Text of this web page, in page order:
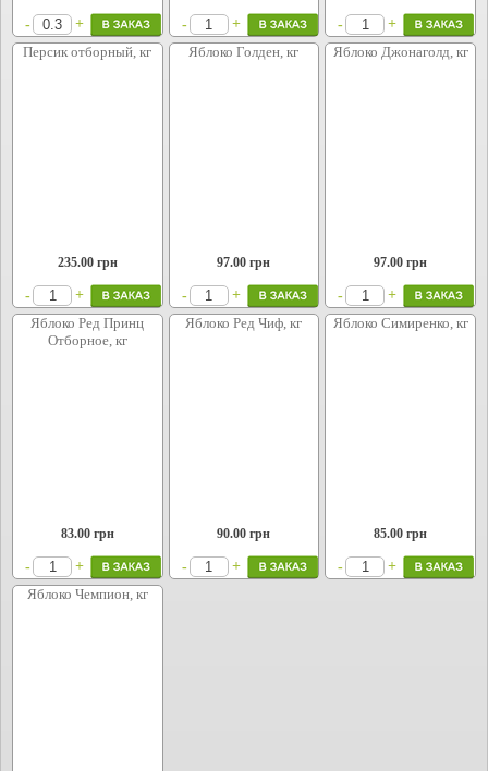
- + - + -
+
Персик отборный, кг
235.00грн
- +
Яблоко Голден, кг
97.00 грн
- +
Яблоко Джонаголд, кг
97.00 грн
-
+
Яблоко Ред Принц
Отборное, кг
83.00грн
- +
Яблоко Ред Чиф, кг
90.00 грн
- +
Яблоко Симиренко, кг
85.00 грн
-
+
Яблоко Чемпион, кг